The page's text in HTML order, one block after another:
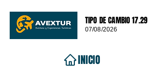
TIPO DE CAMBIO 17.29
07/08/2026
INICIO